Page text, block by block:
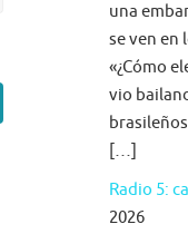
una
se ven en
«¿Cómo
vio
[…]
Radio 5:
2026